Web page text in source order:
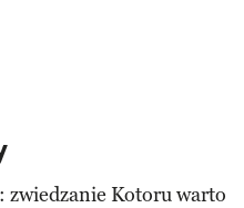
: zwiedzanie Kotoru warto